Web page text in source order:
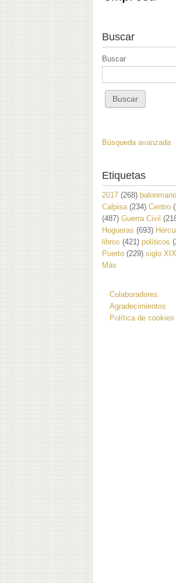
Buscar
Buscar
Búsqueda avanzada
Etiquetas
2017 (268) balonmano
Calpisa (234) Centro
(487) Guerra Civil
Hogueras (693)
libros (421) políticos
Puerto (229) siglo XIX
Más
Colaboradores
Agradecimientos
Política de cookies